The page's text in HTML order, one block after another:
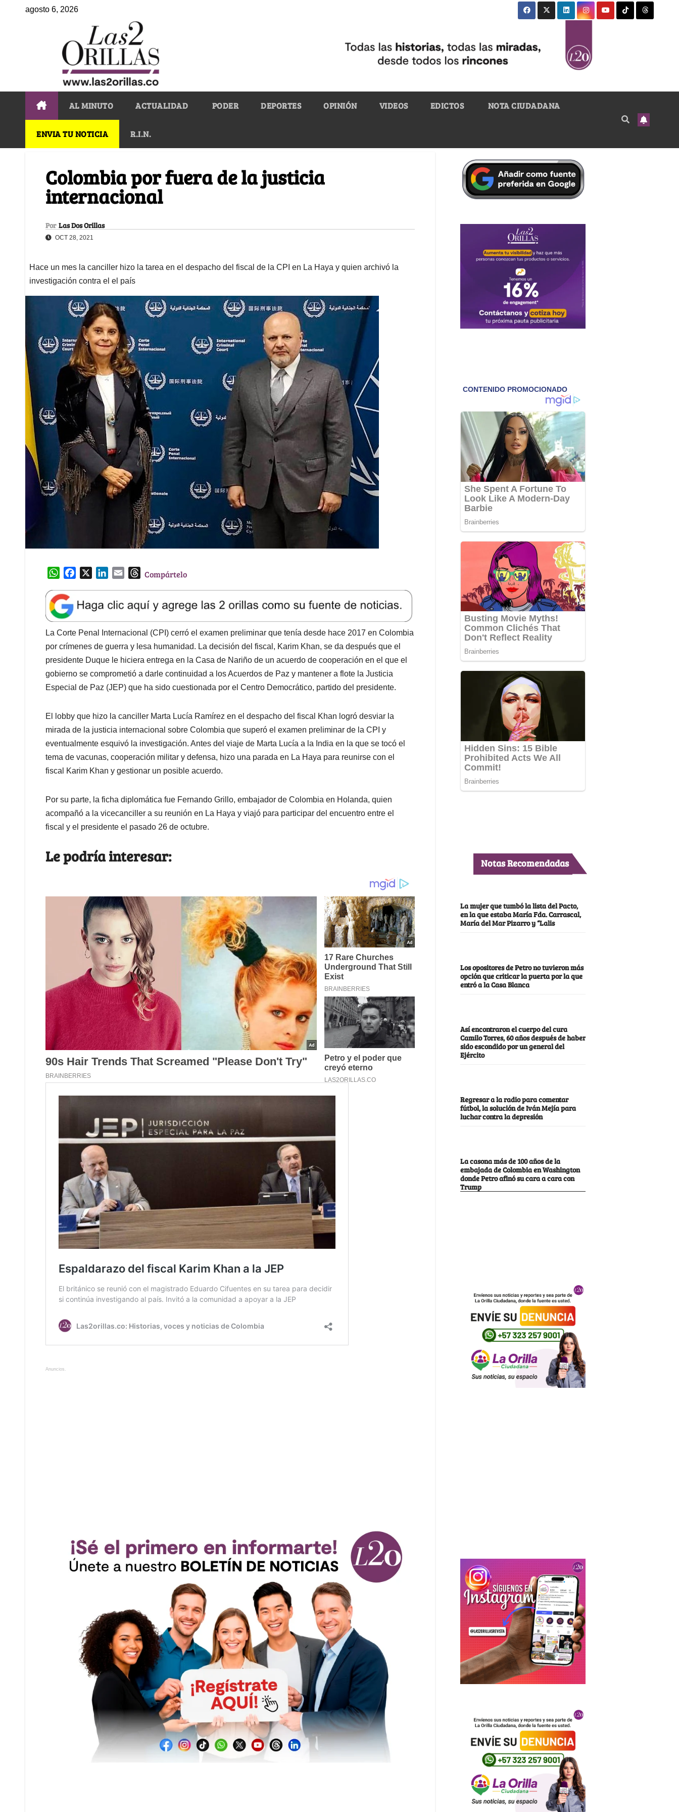
agosto 6, 2026
AL MINUTO ACTUALIDAD PODER DEPORTES OPINIÓN VIDEOS EDICTOS NOTA CIUDADANA
ENVIA TU NOTICIA R.I.N.
Colombia por fuera de la justicia
internacional
Por Las Dos Orillas
OCT 28, 2021
Hace un mes la canciller hizo la tarea en el despacho del fiscal de la CPI en La Haya y quien archivó la
investigación contra el el país
W
a
t
s
A
p
p
e
b
o
o
k
k
e
d
I
n
l
T
e
a
d
s
Compártelo
La Corte Penal Internacional (CPI) cerró el examen preliminar que tenía desde hace 2017 en Colombia
por crímenes de guerra y lesa humanidad. La decisión del fiscal, Karim Khan, se da después que el
presidente Duque le hiciera entrega en la Casa de Nariño de un acuerdo de cooperación en el que el
gobierno se comprometió a darle continuidad a los Acuerdos de Paz y mantener a flote la Justicia
Especial de Paz (JEP) que ha sido cuestionada por el Centro Democrático, partido del presidente.
El lobby que hizo la canciller Marta Lucía Ramírez en el despacho del fiscal Khan logró desviar la
mirada de la justicia internacional sobre Colombia que superó el examen preliminar de la CPI y
eventualmente esquivó la investigación. Antes del viaje de Marta Lucía a la India en la que se tocó el
tema de vacunas, cooperación militar y defensa, hizo una parada en La Haya para reunirse con el
fiscal Karim Khan y gestionar un posible acuerdo.
Por su parte, la ficha diplomática fue Fernando Grillo, embajador de Colombia en Holanda, quien
acompañó a la vicecanciller a su reunión en La Haya y viajó para participar del encuentro entre el
fiscal y el presidente el pasado 26 de octubre.
Le podría interesar:
Anuncios.
Notas Recomendadas
La mujer que tumbó la lista del Pacto,
en la que estaba María Fda. Carrascal,
María del Mar Pizarro y “Lalis
Los opositores de Petro no tuvieron más
opción que criticar la puerta por la que
entró a la Casa Blanca
Así encontraron el cuerpo del cura
Camilo Torres, 60 años después de haber
sido escondido por un general del
Ejército
Regresar a la radio para comentar
fútbol, la solución de Iván Mejía para
luchar contra la depresión
La casona más de 100 años de la
embajada de Colombia en Washington
donde Petro afinó su cara a cara con
Trump